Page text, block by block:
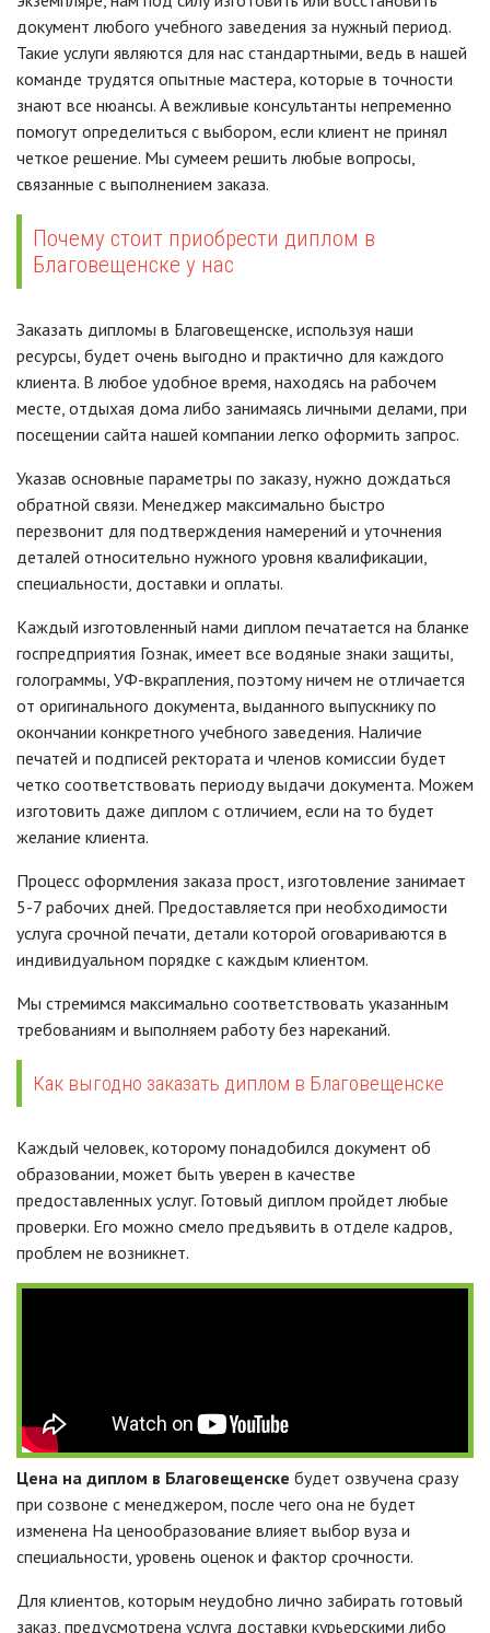
документ любого учебного заведения за нужный период.
Такие услуги являются для нас стандартными, ведь в нашей
команде трудятся опытные мастера, которые в точности
знают все нюансы. А вежливые консультанты непременно
помогут определиться с выбором, если клиент не принял
четкое решение. Мы сумеем решить любые вопросы,
связанные с выполнением заказа.
Почему стоит приобрести диплом в
Благовещенске у нас
Заказать дипломы в Благовещенске, используя наши
ресурсы, будет очень выгодно и практично для каждого
клиента. В любое удобное время, находясь на рабочем
месте, отдыхая дома либо занимаясь личными делами, при
посещении сайта нашей компании легко оформить запрос.
Указав основные параметры по заказу, нужно дождаться
обратной связи. Менеджер максимально быстро
перезвонит для подтверждения намерений и уточнения
деталей относительно нужного уровня квалификации,
специальности, доставки и оплаты.
Каждый изготовленный нами диплом печатается на бланке
госпредприятия Гознак, имеет все водяные знаки защиты,
голограммы, УФ-вкрапления, поэтому ничем не отличается
от оригинального документа, выданного выпускнику по
окончании конкретного учебного заведения. Наличие
печатей и подписей ректората и членов комиссии будет
четко соответствовать периоду выдачи документа. Можем
изготовить даже диплом с отличием, если на то будет
желание клиента.
Процесс оформления заказа прост, изготовление занимает
5-7 рабочих дней. Предоставляется при необходимости
услуга срочной печати, детали которой оговариваются в
индивидуальном порядке с каждым клиентом.
Мы стремимся максимально соответствовать указанным
требованиям и выполняем работу без нареканий.
Как выгодно заказать диплом в Благовещенске
Каждый человек, которому понадобился документ об
образовании, может быть уверен в качестве
предоставленных услуг. Готовый диплом пройдет любые
проверки. Его можно смело предъявить в отделе кадров,
проблем не возникнет.
Цена на диплом в Благовещенске будет озвучена сразу
при созвоне с менеджером, после чего она не будет
изменена На ценообразование влияет выбор вуза и
специальности, уровень оценок и фактор срочности.
Для клиентов, которым неудобно лично забирать готовый
заказ, предусмотрена услуга доставки курьерскими либо